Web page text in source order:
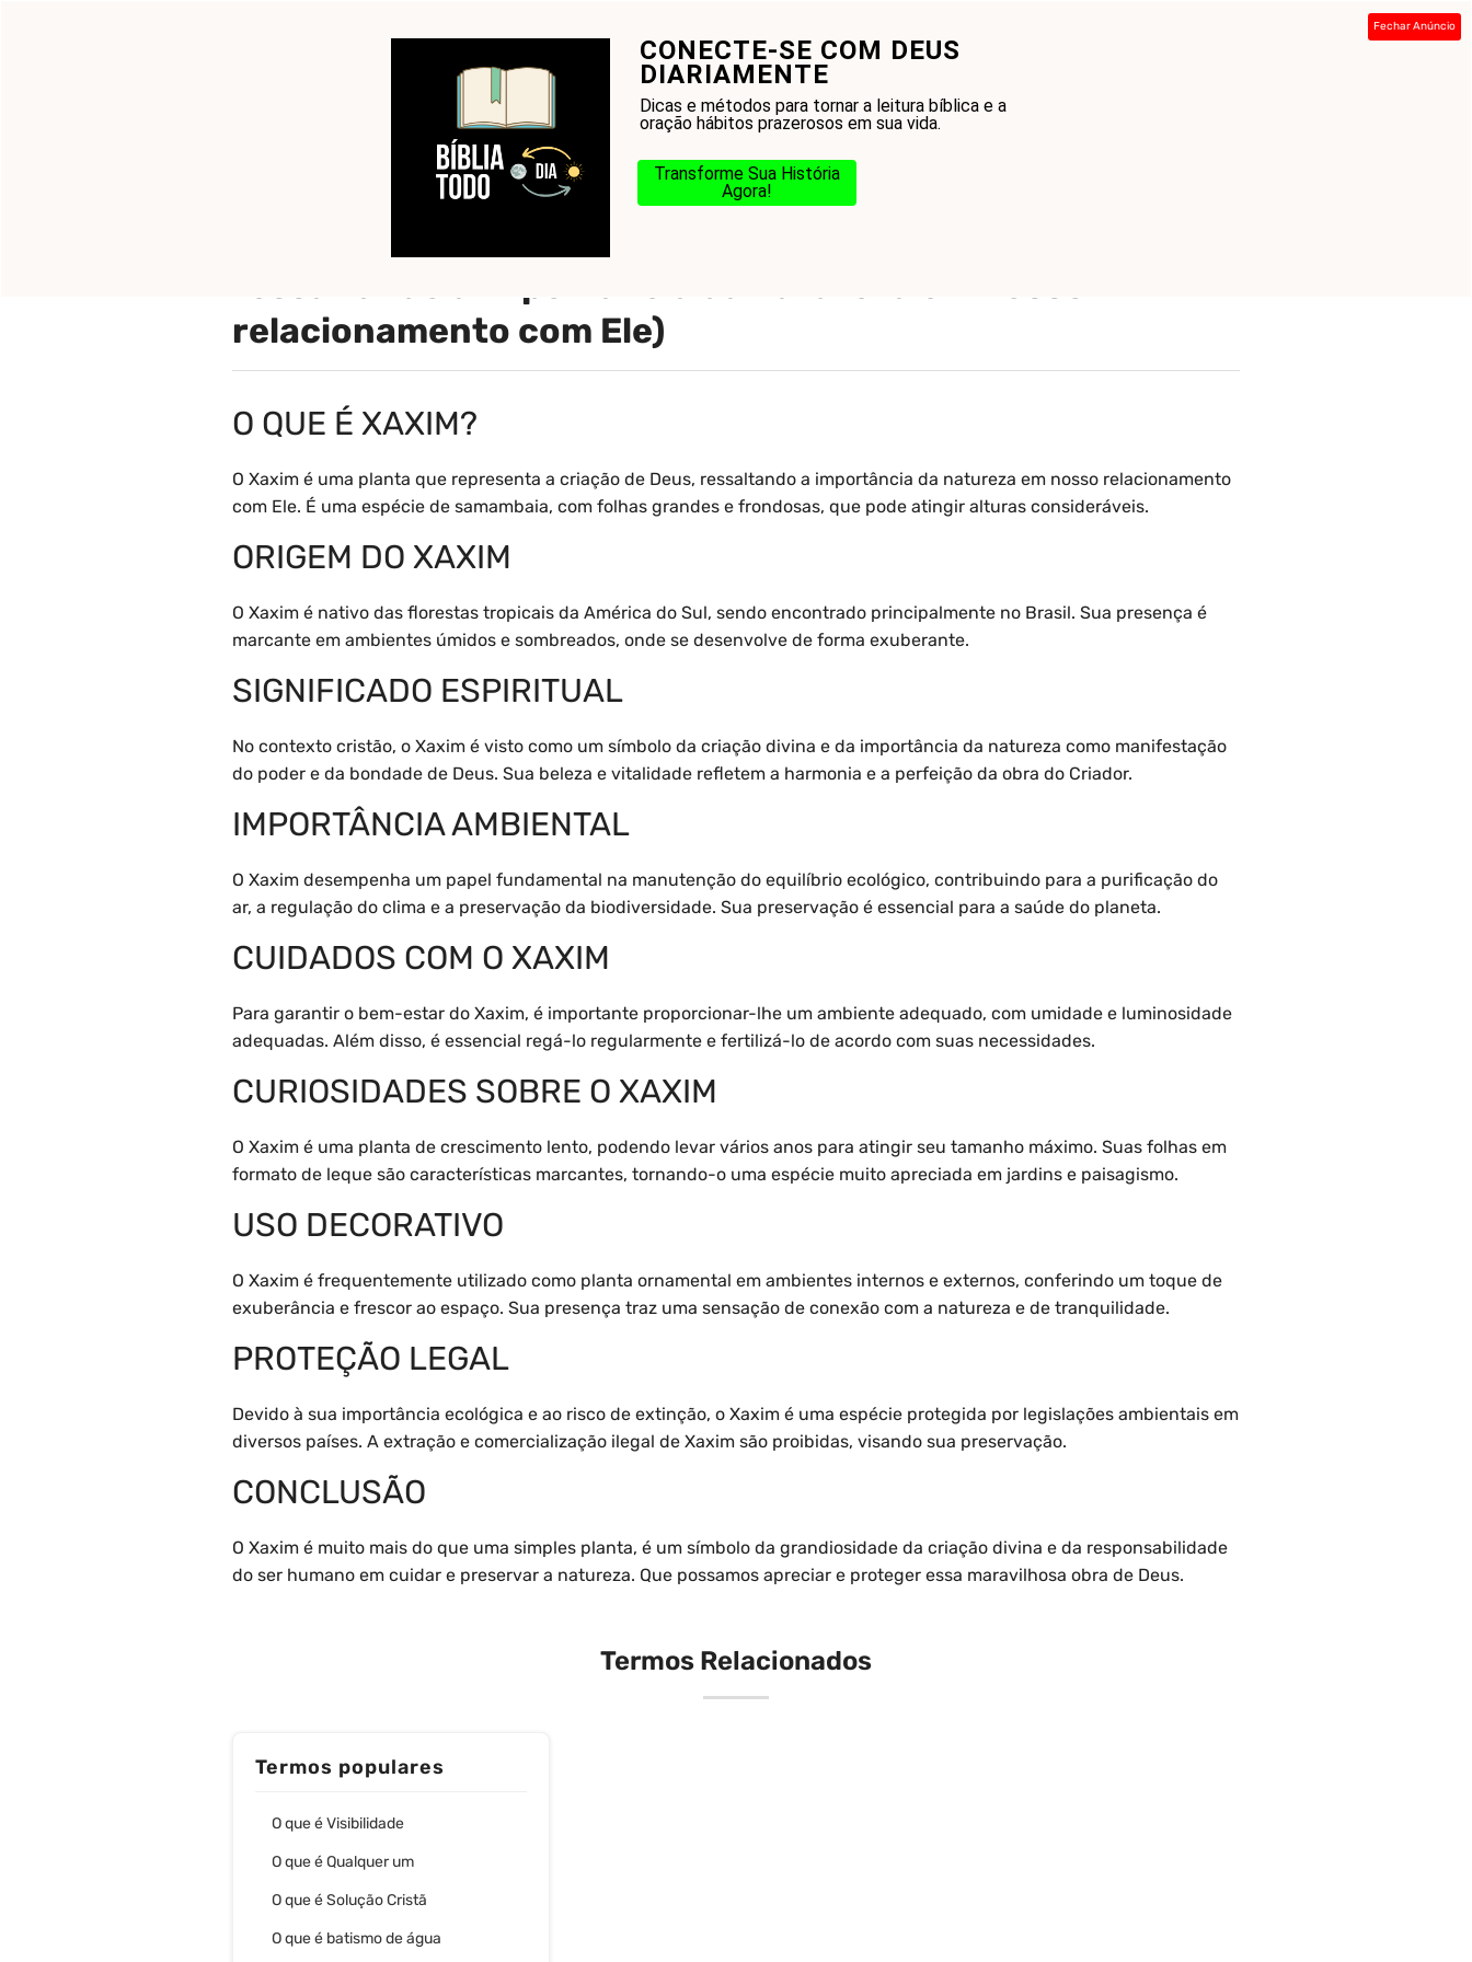
CONECTE-SE COM DEUS
DIARIAMENTE
Dicas e métodos para tornar a leitura bíblica e a
oração hábitos prazerosos em sua vida.
Transforme Sua História
Agora!
Fechar Anúncio
Pronto para conhecer a Bíblia? Glossário Blog Na Jornada
relacionamento com Ele)
O QUE É XAXIM?
O Xaxim é uma planta que representa a criação de Deus, ressaltando a importância da natureza em nosso relacionamento
com Ele. É uma espécie de samambaia, com folhas grandes e frondosas, que pode atingir alturas consideráveis.
ORIGEM DO XAXIM
O Xaxim é nativo das florestas tropicais da América do Sul, sendo encontrado principalmente no Brasil. Sua presença é
marcante em ambientes úmidos e sombreados, onde se desenvolve de forma exuberante.
SIGNIFICADO ESPIRITUAL
No contexto cristão, o Xaxim é visto como um símbolo da criação divina e da importância da natureza como manifestação
do poder e da bondade de Deus. Sua beleza e vitalidade refletem a harmonia e a perfeição da obra do Criador.
IMPORTÂNCIA AMBIENTAL
O Xaxim desempenha um papel fundamental na manutenção do equilíbrio ecológico, contribuindo para a purificação do
ar, a regulação do clima e a preservação da biodiversidade. Sua preservação é essencial para a saúde do planeta.
CUIDADOS COM O XAXIM
Para garantir o bem-estar do Xaxim, é importante proporcionar-lhe um ambiente adequado, com umidade e luminosidade
adequadas. Além disso, é essencial regá-lo regularmente e fertilizá-lo de acordo com suas necessidades.
CURIOSIDADES SOBRE O XAXIM
O Xaxim é uma planta de crescimento lento, podendo levar vários anos para atingir seu tamanho máximo. Suas folhas em
formato de leque são características marcantes, tornando-o uma espécie muito apreciada em jardins e paisagismo.
USO DECORATIVO
O Xaxim é frequentemente utilizado como planta ornamental em ambientes internos e externos, conferindo um toque de
exuberância e frescor ao espaço. Sua presença traz uma sensação de conexão com a natureza e de tranquilidade.
PROTEÇÃO LEGAL
Devido à sua importância ecológica e ao risco de extinção, o Xaxim é uma espécie protegida por legislações ambientais em
diversos países. A extração e comercialização ilegal de Xaxim são proibidas, visando sua preservação.
CONCLUSÃO
O Xaxim é muito mais do que uma simples planta, é um símbolo da grandiosidade da criação divina e da responsabilidade
do ser humano em cuidar e preservar a natureza. Que possamos apreciar e proteger essa maravilhosa obra de Deus.
Termos Relacionados
Termos populares
O que é Visibilidade
O que é Qualquer um
O que é Solução Cristã
O que é batismo de água